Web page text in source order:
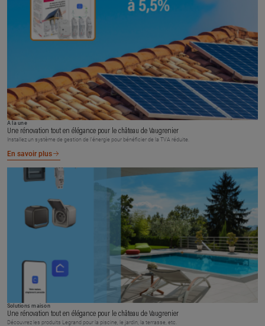
À la une
Une rénovation tout en élégance pour le château de Vaugrenier
Installez un système de gestion de l’énergie pour bénéficier de la TVA réduite.
En savoir plus
Solutions maison
Une rénovation tout en élégance pour le château de Vaugrenier
Découvrez les produits Legrand pour la piscine, le jardin, la terrasse, etc.